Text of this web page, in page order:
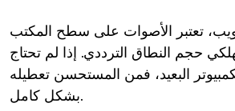
تعتبر الأصوات على سطح المكتب
حجم النطاق الترددي. إذا لم تحتاج
البعيد، فمن المستحسن تعطيله
بشكل كامل.